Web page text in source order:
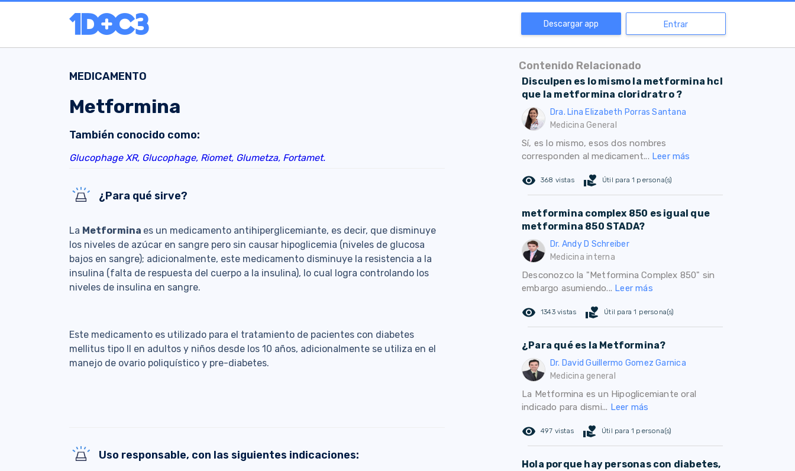
Descargar app Entrar
MEDICAMENTO
Metformina
También conocido como:
Glucophage XR, Glucophage, Riomet, Glumetza, Fortamet.
¿Para qué sirve?
La Metformina es un medicamento antihiperglicemiante, es decir, que disminuye
los niveles de azúcar en sangre pero sin causar hipoglicemia (niveles de glucosa
bajos en sangre); adicionalmente, este medicamento disminuye la resistencia a la
insulina (falta de respuesta del cuerpo a la insulina), lo cual logra controlando los
niveles de insulina en sangre.
Este medicamento es utilizado para el tratamiento de pacientes con diabetes
mellitus tipo II en adultos y niños desde los 10 años, adicionalmente se utiliza en el
manejo de ovario poliquístico y pre-diabetes.
Uso responsable, con las siguientes indicaciones:
Contenido Relacionado
Disculpen es lo mismo la metformina hcl
que la metformina cloridratro ?
Dra. Lina Elizabeth Porras Santana
Medicina General
Sí, es lo mismo, esos dos nombres
corresponden al medicament... Leer más
remove_red_eye 368 vistas volunteer_activism Útil para 1 persona(s)
metformina complex 850 es igual que
metformina 850 STADA?
Dr. Andy D Schreiber
Medicina interna
Desconozco la "Metformina Complex 850" sin
embargo asumiendo... Leer más
remove_red_eye 1343 vistas volunteer_activism Útil para 1 persona(s)
¿Para qué es la Metformina?
Dr. David Guillermo Gomez Garnica
Medicina general
La Metformina es un Hipoglicemiante oral
indicado para dismi... Leer más
remove_red_eye 497 vistas volunteer_activism Útil para 1 persona(s)
Hola porque hay personas con diabetes,